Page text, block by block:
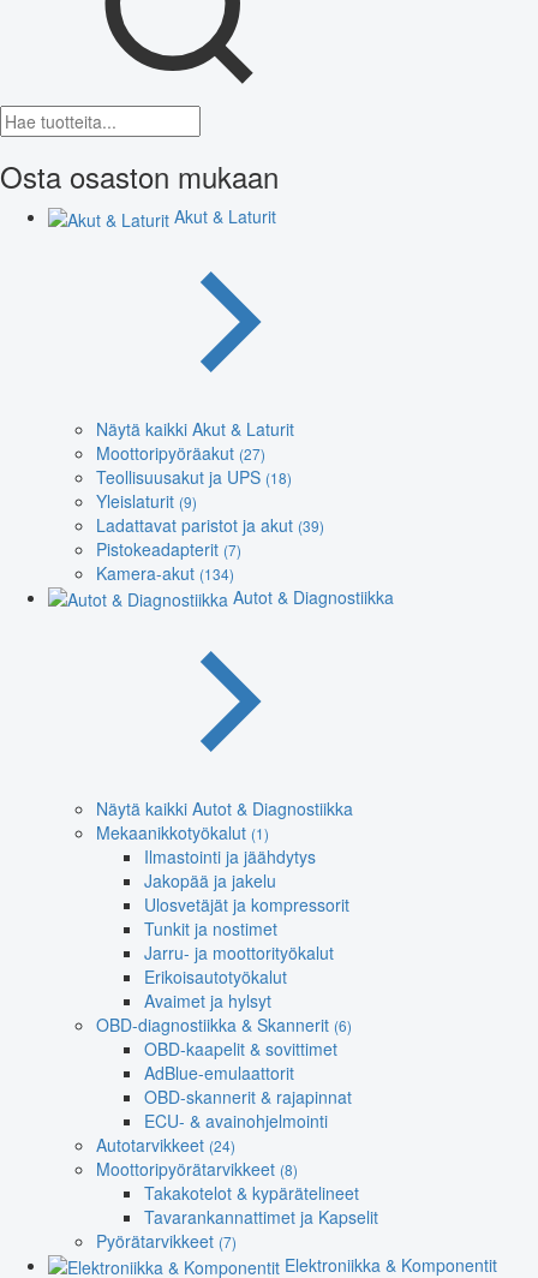
Osta osaston mukaan
Akut & Laturit
Näytä kaikki Akut & Laturit
Moottoripyöräakut (27)
Teollisuusakut ja UPS (18)
Yleislaturit (9)
Ladattavat paristot ja akut (39)
Pistokeadapterit (7)
Kamera-akut (134)
Autot & Diagnostiikka
Näytä kaikki Autot & Diagnostiikka
Mekaanikkotyökalut (1)
Ilmastointi ja jäähdytys
Jakopää ja jakelu
Ulosvetäjät ja kompressorit
Tunkit ja nostimet
Jarru- ja moottorityökalut
Erikoisautotyökalut
Avaimet ja hylsyt
OBD-diagnostiikka & Skannerit (6)
OBD-kaapelit & sovittimet
AdBlue-emulaattorit
OBD-skannerit & rajapinnat
ECU- & avainohjelmointi
Autotarvikkeet (24)
Moottoripyörätarvikkeet (8)
Takakotelot & kypärätelineet
Tavarankannattimet ja Kapselit
Pyörätarvikkeet (7)
Elektroniikka & Komponentit